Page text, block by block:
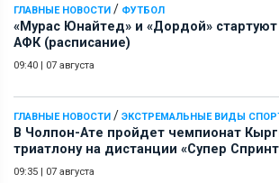
ГЛАВНЫЕ НОВОСТИ / ФУТБОЛ
«Мурас Юнайтед» и «Дордой»
АФК (расписание)
09:40 | 07 августа
ГЛАВНЫЕ НОВОСТИ / ЭКСТРЕМАЛЬНЫЕ ВИДЫ
В Чолпон-Ате пройдет чемпионат
триатлону на дистанции «Супер
09:35 | 07 августа